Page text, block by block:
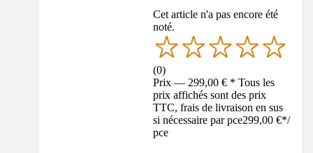
Cet article n'a pas encore été
noté.
(0)
Prix — 299,00 € * Tous les
prix affichés sont des prix
TTC, frais de livraison en sus
si nécessaire par pce299,00 €*/
pce